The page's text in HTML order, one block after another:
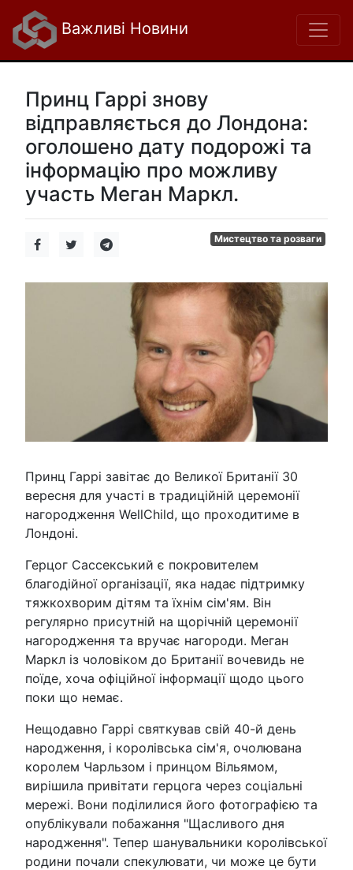
Важливі Новини
Принц Гаррі знову
відправляється до Лондона:
оголошено дату подорожі та
інформацію про можливу
участь Меган Маркл.
Мистецтво та розваги
Принц Гаррі завітає до Великої Британії 30
вересня для участі в традиційній церемонії
нагородження WellChild, що проходитиме в
Лондоні.
Герцог Сассекський є покровителем
благодійної організації, яка надає підтримку
тяжкохворим дітям та їхнім сім'ям. Він
регулярно присутній на щорічній церемонії
нагородження та вручає нагороди. Меган
Маркл із чоловіком до Британії вочевидь не
поїде, хоча офіційної інформації щодо цього
поки що немає.
Нещодавно Гаррі святкував свій 40-й день
народження, і королівська сім'я, очолювана
королем Чарльзом і принцом Вільямом,
вирішила привітати герцога через соціальні
мережі. Вони поділилися його фотографією та
опублікували побажання "Щасливого дня
народження". Тепер шанувальники королівської
родини почали спекулювати, чи може це бути